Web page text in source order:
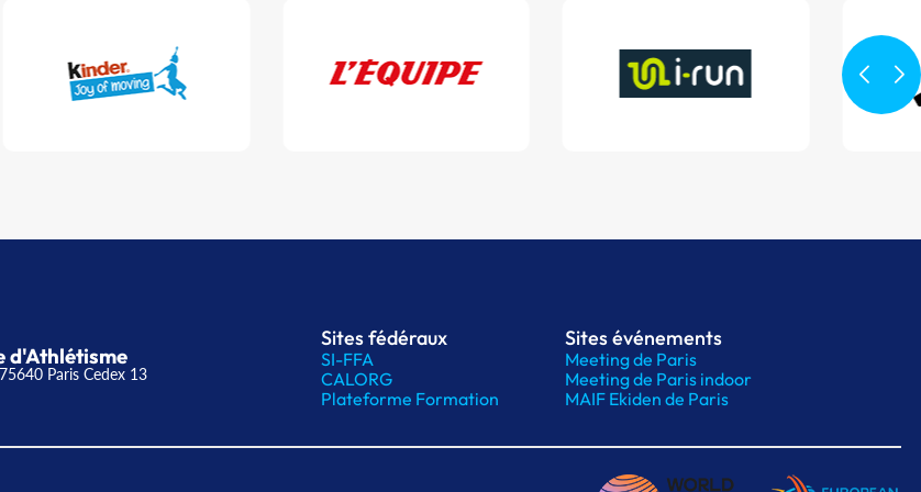
d'Athlétisme
Paris Cedex 13
Sites fédéraux
SI-FFA
CALORG
Plateforme Formation
Sites événements
Meeting de Paris
Meeting de Paris indoor
MAIF Ekiden de Paris